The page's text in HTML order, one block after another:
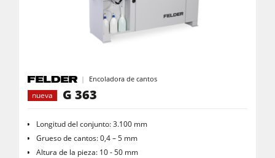
Encoladora de cantos
nueva
G 363
Longitud del conjunto: 3.100 mm
Grueso de cantos: 0,4 – 5 mm
Altura de la pieza: 10 - 50 mm